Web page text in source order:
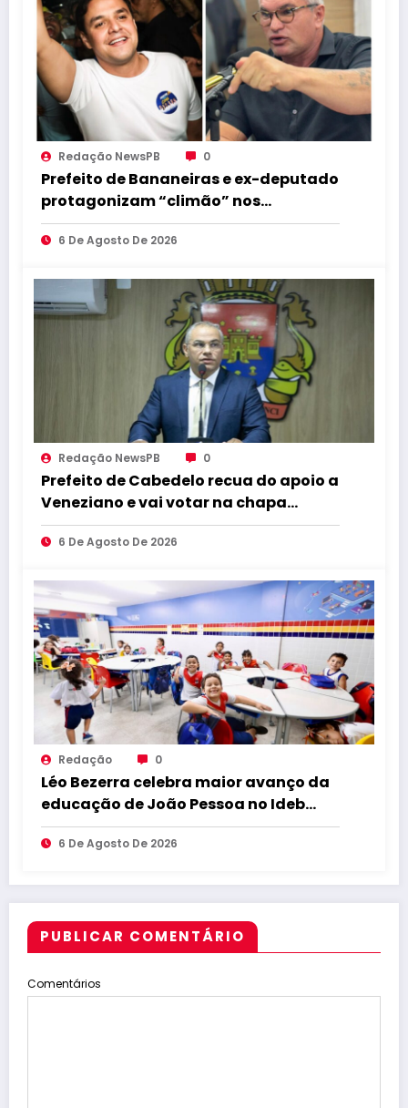
Redação NewsPB 0
Prefeito de Bananeiras e ex-deputado
protagonizam “climão” nos
bastidores da convenção de Lucas
6 De Agosto De 2026
Redação NewsPB 0
Prefeito de Cabedelo recua do apoio a
Veneziano e vai votar na chapa
governista completa
6 De Agosto De 2026
Redação 0
Léo Bezerra celebra maior avanço da
educação de João Pessoa no Ideb
entre capitais do Nordeste
6 De Agosto De 2026
PUBLICAR COMENTÁRIO
Comentários